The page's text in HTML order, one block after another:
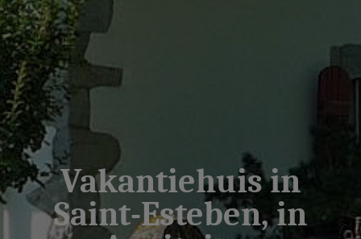
Vakantiehuis in
Saint-Esteben, in